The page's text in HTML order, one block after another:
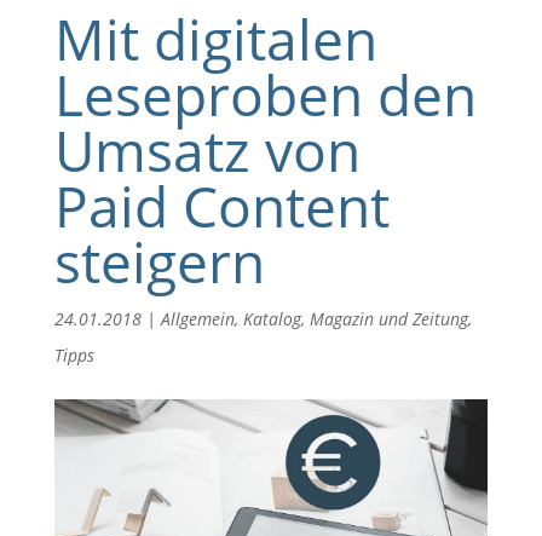
Mit digitalen
Leseproben den
Umsatz von
Paid Content
steigern
24.01.2018|Allgemein, Katalog, Magazin und Zeitung,
Tipps